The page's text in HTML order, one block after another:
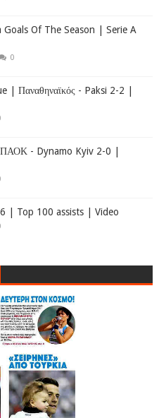
Goals Of The Season | Serie A
0
| Παναθηναϊκός - Paksi 2-2 |
- Dynamo Kyiv 2-0 |
| Top 100 assists | Video